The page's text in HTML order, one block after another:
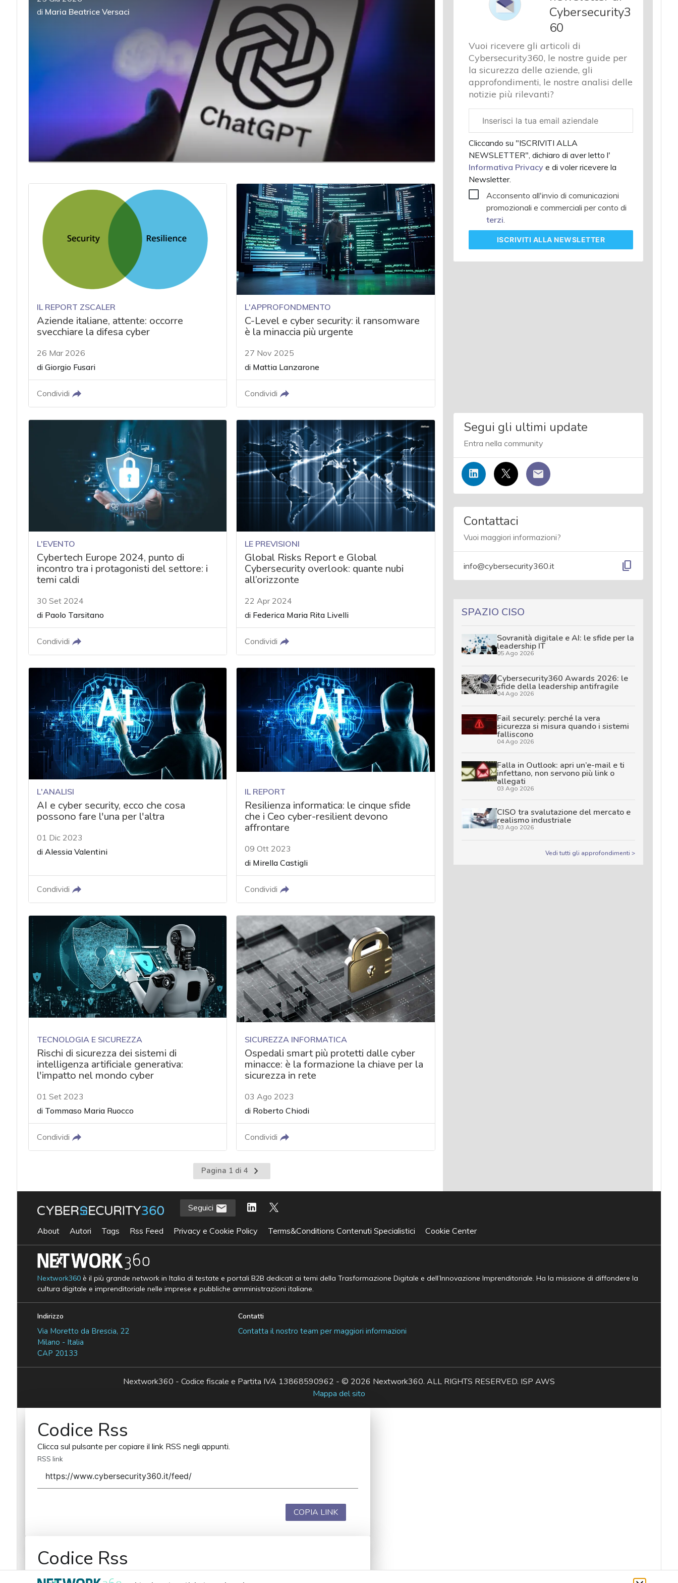
di Maria Beatrice Versaci
IL REPORT ZSCALER
Aziende italiane, attente: occorre
svecchiare la difesa cyber
26 Mar 2026
di Giorgio Fusari
Condividi
L'APPROFONDMENTO
C-Level e cyber security: il ransomware
è la minaccia più urgente
27 Nov 2025
di Mattia Lanzarone
Condividi
L'EVENTO
Cybertech Europe 2024, punto di
incontro tra i protagonisti del settore: i
temi caldi
30 Set 2024
di Paolo Tarsitano
Condividi
LE PREVISIONI
Global Risks Report e Global
Cybersecurity overlook: quante nubi
all’orizzonte
22 Apr 2024
di Federica Maria Rita Livelli
Condividi
L'ANALISI
AI e cyber security, ecco che cosa
possono fare l'una per l'altra
01 Dic 2023
di Alessia Valentini
Condividi
IL REPORT
Resilienza informatica: le cinque sfide
che i Ceo cyber-resilient devono
affrontare
09 Ott 2023
di Mirella Castigli
Condividi
TECNOLOGIA E SICUREZZA
Rischi di sicurezza dei sistemi di
intelligenza artificiale generativa:
l'impatto nel mondo cyber
01 Set 2023
di Tommaso Maria Ruocco
Condividi
SICUREZZA INFORMATICA
Ospedali smart più protetti dalle cyber
minacce: è la formazione la chiave per la
sicurezza in rete
03 Ago 2023
di Roberto Chiodi
Condividi
Pagina 1 di 4
Pagina
successiva
Cybersecurity3
60
Vuoi ricevere gli articoli di
Cybersecurity360, le nostre guide per
la sicurezza delle aziende, gli
approfondimenti, le nostre analisi delle
notizie più rilevanti?
aziendale
Cliccando su "ISCRIVITI ALLA
NEWSLETTER", dichiaro di aver letto l'
Informativa Privacy e di voler ricevere la
Newsletter.
Acconsento all'invio di comunicazioni
promozionali e commerciali per conto di
terzi.
ISCRIVITI ALLA NEWSLETTER
Segui gli ultimi update
Entra nella community
Contattaci
Vuoi maggiori informazioni?
info@cybersecurity360.it content_copy
SPAZIO CISO
Sovranità digitale e AI: le sfide per la
leadership IT
05 Ago 2026
Cybersecurity360 Awards 2026: le
sfide della leadership antifragile
04 Ago 2026
Fail securely: perché la vera
sicurezza si misura quando i sistemi
falliscono
04 Ago 2026
Falla in Outlook: apri un’e-mail e ti
infettano, non servono più link o
allegati
03 Ago 2026
CISO tra svalutazione del mercato e
realismo industriale
03 Ago 2026
Vedi tutti gli approfondimenti >
Seguici
About Autori Tags Rss Feed Privacy e Cookie Policy Terms&Conditions Contenuti Specialistici Cookie Center
Nextwork360è il più grande network in Italia di testate e portali B2B dedicati ai temi della Trasformazione Digitale e dell’Innovazione Imprenditoriale. Ha la missione di diffondere la
cultura digitale e imprenditoriale nelle imprese e pubbliche amministrazioni italiane.
Indirizzo
Via Moretto da Brescia, 22
Milano - Italia
CAP 20133
Contatti
Contatta il nostro team per maggiori informazioni
Nextwork360 - Codice fiscale e Partita IVA 13868590962 - © 2026 Nextwork360. ALL RIGHTS RESERVED. ISP AWS
Mappa del sito
Codice Rss
Clicca sul pulsante per copiare il link RSS negli appunti.
RSS link
COPIA LINK
Codice Rss